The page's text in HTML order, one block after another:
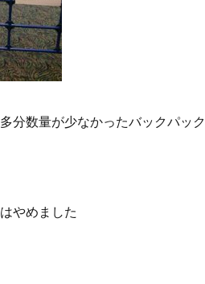
分数量が少なかったバックパック
やめました